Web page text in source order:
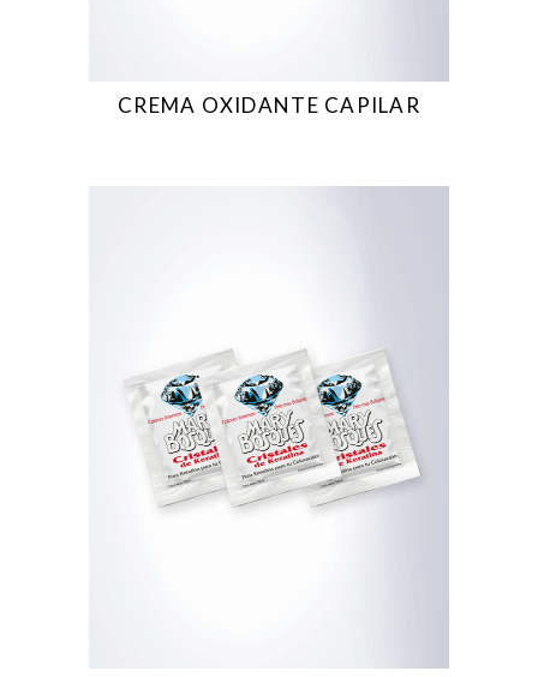
CREMA OXIDANTE CAPILAR